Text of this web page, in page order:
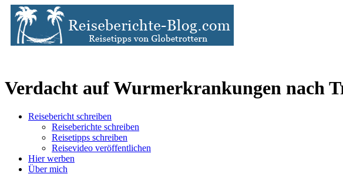
Verdacht auf Wurmerkrankungen nach
Reisebericht schreiben
Reiseberichte schreiben
Reisetipps schreiben
Reisevideo veröffentlichen
Hier werben
Über mich